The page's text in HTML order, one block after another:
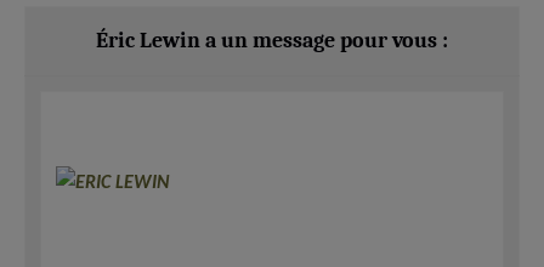
Éric Lewin a un message pour vous :